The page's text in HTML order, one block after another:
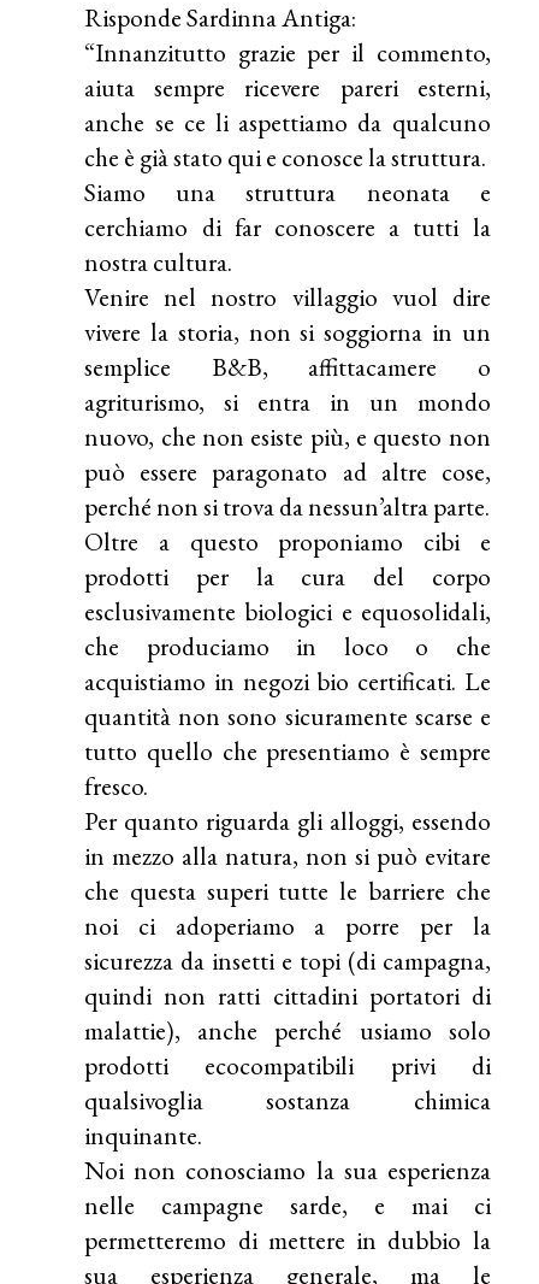
Risponde Sardinna Antiga:
“Innanzitutto grazie per il commento,
aiuta sempre ricevere pareri esterni,
anche se ce li aspettiamo da qualcuno
che è già stato qui e conosce la struttura.
Siamo una struttura neonata e
cerchiamo di far conoscere a tutti la
nostra cultura.
Venire nel nostro villaggio vuol dire
vivere la storia, non si soggiorna in un
semplice B&B, affittacamere o
agriturismo, si entra in un mondo
nuovo, che non esiste più, e questo non
può essere paragonato ad altre cose,
perché non si trova da nessun’altra parte.
Oltre a questo proponiamo cibi e
prodotti per la cura del corpo
esclusivamente biologici e equosolidali,
che produciamo in loco o che
acquistiamo in negozi bio certificati. Le
quantità non sono sicuramente scarse e
tutto quello che presentiamo è sempre
fresco.
Per quanto riguarda gli alloggi, essendo
in mezzo alla natura, non si può evitare
che questa superi tutte le barriere che
noi ci adoperiamo a porre per la
sicurezza da insetti e topi (di campagna,
quindi non ratti cittadini portatori di
malattie), anche perché usiamo solo
prodotti ecocompatibili privi di
qualsivoglia sostanza chimica
inquinante.
Noi non conosciamo la sua esperienza
nelle campagne sarde, e mai ci
permetteremo di mettere in dubbio la
sua esperienza generale, ma le